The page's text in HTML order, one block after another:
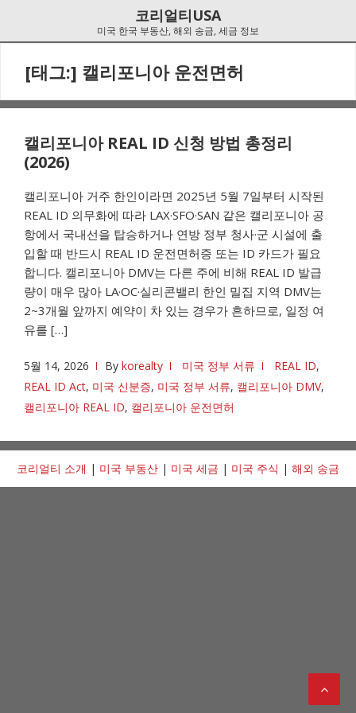
코리얼티USA
미국 한국 부동산, 해외 송금, 세금 정보
[태그:] 캘리포니아 운전면허
캘리포니아 REAL ID 신청 방법 총정리
(2026)
캘리포니아 거주 한인이라면 2025년 5월 7일부터 시작된
REAL ID 의무화에 따라 LAX·SFO·SAN 같은 캘리포니아 공
항에서 국내선을 탑승하거나 연방 정부 청사·군 시설에 출
입할 때 반드시 REAL ID 운전면허증 또는 ID 카드가 필요
합니다. 캘리포니아 DMV는 다른 주에 비해 REAL ID 발급
량이 매우 많아 LA·OC·실리콘밸리 한인 밀집 지역 DMV는
2~3개월 앞까지 예약이 차 있는 경우가 흔하므로, 일정 여
유를 […]
5월 14, 2026 By korealty 미국 정부 서류 REAL ID,
REAL ID Act, 미국 신분증, 미국 정부 서류, 캘리포니아 DMV,
캘리포니아 REAL ID, 캘리포니아 운전면허
코리얼티 소개 | 미국 부동산 | 미국 세금 | 미국 주식 | 해외 송금